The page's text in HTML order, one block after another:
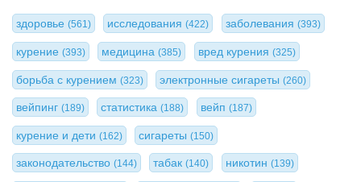
здоровье (561) исследования(422) заболевания (393)
курение (393) медицина(385) вред курения (325)
борьба с курением (323) электронные сигареты(260)
вейпинг (189) статистика(188) вейп (187)
курение и дети (162) сигареты(150)
законодательство (144) табак(140) никотин (139)